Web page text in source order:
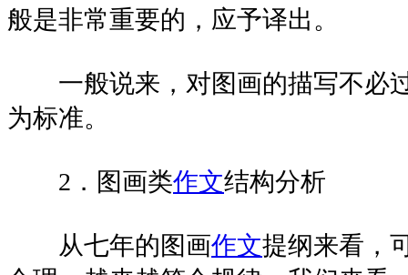
般是非常重要的，应予译出。
一般说来，对图画的描写不必
为标准。
2．图画类作文结构分析
从七年的图画作文提纲来看，